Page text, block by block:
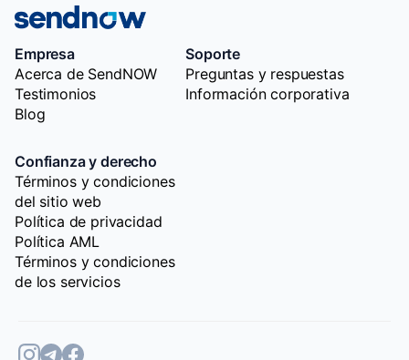
Empresa
Acerca de SendNOW
Testimonios
Blog
Soporte
Preguntas y respuestas
Información corporativa
Confianza y derecho
Términos y condiciones
del sitio web
Política de privacidad
Política AML
Términos y condiciones
de los servicios